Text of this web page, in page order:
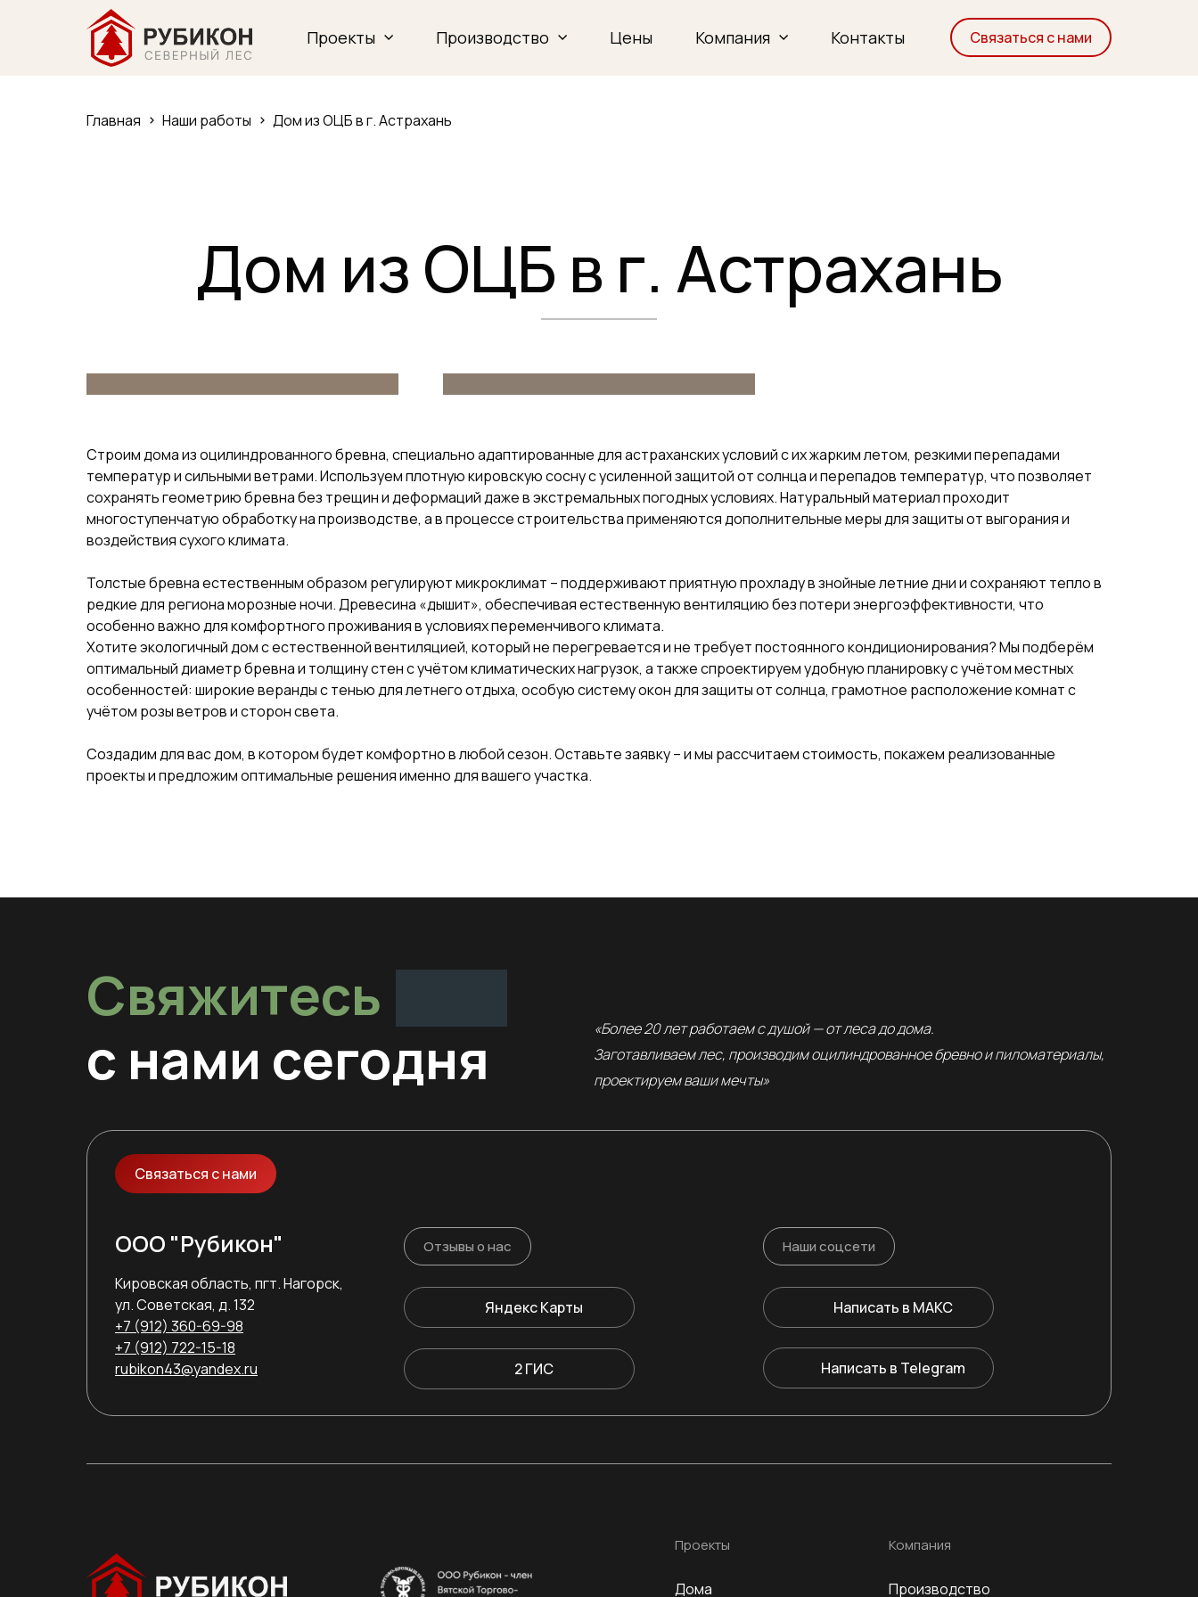
Проекты Производство Цены Компания Контакты Связаться с нами
Главная Наши работы Дом из ОЦБ в г. Астрахань
Дом из ОЦБ в г. Астрахань
Строим дома из оцилиндрованного бревна, специально адаптированные для астраханских условий с их жарким летом, резкими перепадами
температур и сильными ветрами. Используем плотную кировскую сосну с усиленной защитой от солнца и перепадов температур, что позволяет
сохранять геометрию бревна без трещин и деформаций даже в экстремальных погодных условиях. Натуральный материал проходит
многоступенчатую обработку на производстве, а в процессе строительства применяются дополнительные меры для защиты от выгорания и
воздействия сухого климата.
Толстые бревна естественным образом регулируют микроклимат – поддерживают приятную прохладу в знойные летние дни и сохраняют тепло в
редкие для региона морозные ночи. Древесина «дышит», обеспечивая естественную вентиляцию без потери энергоэффективности, что
особенно важно для комфортного проживания в условиях переменчивого климата.
Хотите экологичный дом с естественной вентиляцией, который не перегревается и не требует постоянного кондиционирования? Мы подберём
оптимальный диаметр бревна и толщину стен с учётом климатических нагрузок, а также спроектируем удобную планировку с учётом местных
особенностей: широкие веранды с тенью для летнего отдыха, особую систему окон для защиты от солнца, грамотное расположение комнат с
учётом розы ветров и сторон света.
Создадим для вас дом, в котором будет комфортно в любой сезон. Оставьте заявку – и мы рассчитаем стоимость, покажем реализованные
проекты и предложим оптимальные решения именно для вашего участка.
Написать в МАКС
проектируем ваши мечты»
Заготавливаем лес, производим оцилиндрованное бревно и пиломатериалы,
«Более 20 лет работаем с душой — от леса до дома.
2 ГИС Написать в Telegram
Яндекс Карты
Наши соцсети
Отзывы о нас
Связаться с нами
Кировская область, пгт. Нагорск,
ул. Советская, д. 132
+7 (912) 360-69-98
+7 (912) 722-15-18
rubikon43@yandex.ru
ООО "Рубикон"
Свяжитесь
с нами сегодня
Проекты
Дома
Компания
Производство